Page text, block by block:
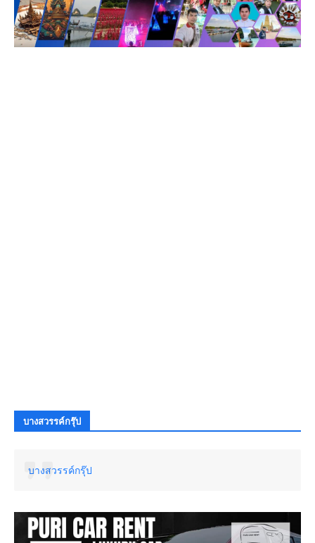
บางสวรรค์กรุ๊ป
บางสวรรค์กรุ๊ป